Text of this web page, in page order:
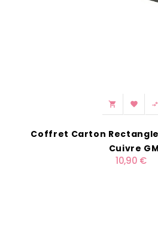
 
Coffret Carton
Cuivre GM
10,90 €